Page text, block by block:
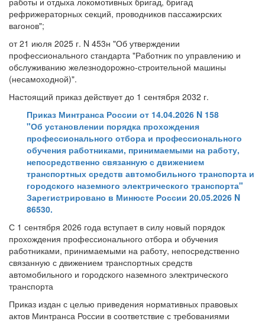
рефрижераторных секций, проводников пассажирских
вагонов";
от 21 июля 2025 г. N 453н "Об утверждении
профессионального стандарта "Работник по управлению и
обслуживанию железнодорожно-строительной машины
(несамоходной)".
Настоящий приказ действует до 1 сентября 2032 г.
Приказ Минтранса России от 14.04.2026 N 158
"Об установлении порядка прохождения
профессионального отбора и профессионального
обучения работниками, принимаемыми на работу,
непосредственно связанную с движением
транспортных средств автомобильного транспорта и
городского наземного электрического транспорта"
Зарегистрировано в Минюсте России 20.05.2026 N
86530.
С 1 сентября 2026 года вступает в силу новый порядок
прохождения профессионального отбора и обучения
работниками, принимаемыми на работу, непосредственно
связанную с движением транспортных средств
автомобильного и городского наземного электрического
транспорта
Приказ издан с целью приведения нормативных правовых
актов Минтранса России в соответствие с требованиями